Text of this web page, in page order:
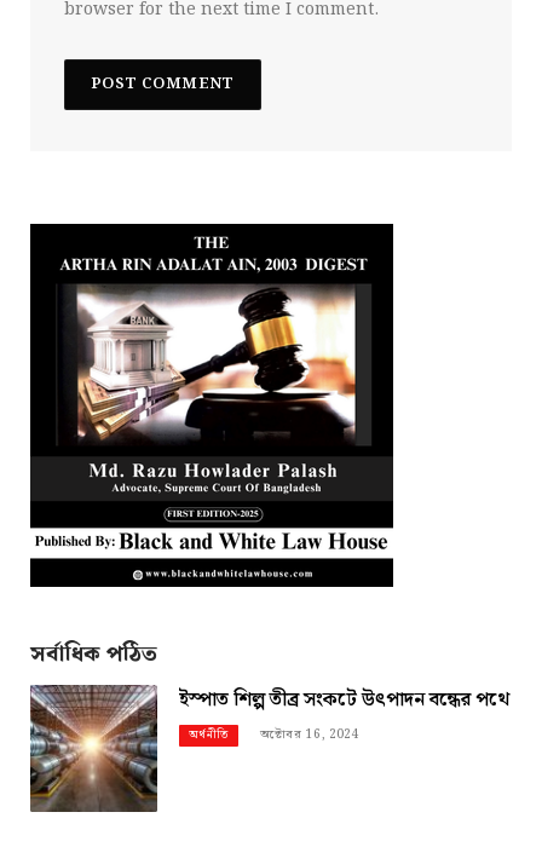
browser for the next time I comment.
সর্বাধিক পঠিত
ইস্পাত শিল্প তীব্র সংকটে উৎপাদন বন্ধের পথে
অর্থনীতি অক্টোবর 16, 2024